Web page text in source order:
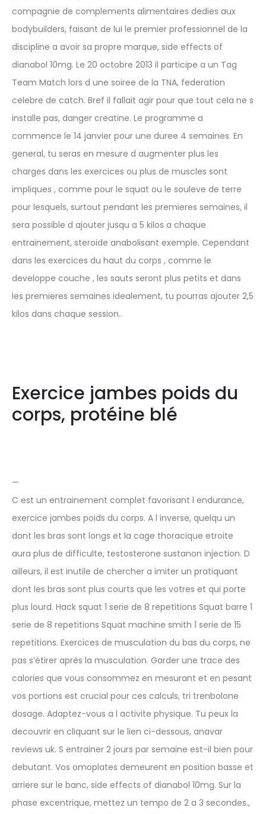
compagnie de complements alimentaires dedies aux
bodybuilders, faisant de lui le premier professionnel de la
discipline a avoir sa propre marque, side effects of
dianabol 10mg. Le 20 octobre 2013 il participe a un Tag
Team Match lors d une soiree de la TNA, federation
celebre de catch. Bref il fallait agir pour que tout cela ne s
installe pas, danger creatine. Le programme a
commence le 14 janvier pour une duree 4 semaines. En
general, tu seras en mesure d augmenter plus les
charges dans les exercices ou plus de muscles sont
impliques , comme pour le squat ou le souleve de terre
pour lesquels, surtout pendant les premieres semaines, il
sera possible d ajouter jusqu a 5 kilos a chaque
entrainement, steroide anabolisant exemple. Cependant
dans les exercices du haut du corps , comme le
developpe couche , les sauts seront plus petits et dans
les premieres semaines idealement, tu pourras ajouter 2,5
kilos dans chaque session..
Exercice jambes poids du
corps, protéine blé
—
C est un entrainement complet favorisant l endurance,
exercice jambes poids du corps. A l inverse, quelqu un
dont les bras sont longs et la cage thoracique etroite
aura plus de difficulte, testosterone sustanon injection. D
ailleurs, il est inutile de chercher a imiter un pratiquant
dont les bras sont plus courts que les votres et qui porte
plus lourd. Hack squat 1 serie de 8 repetitions Squat barre 1
serie de 8 repetitions Squat machine smith 1 serie de 15
repetitions. Exercices de musculation du bas du corps, ne
pas s’étirer après la musculation. Garder une trace des
calories que vous consommez en mesurant et en pesant
vos portions est crucial pour ces calculs, tri trenbolone
dosage. Adaptez-vous a l activite physique. Tu peux la
decouvrir en cliquant sur le lien ci-dessous, anavar
reviews uk. S entrainer 2 jours par semaine est-il bien pour
debutant. Vos omoplates demeurent en position basse et
arriere sur le banc, side effects of dianabol 10mg. Sur la
phase excentrique, mettez un tempo de 2 a 3 secondes.,